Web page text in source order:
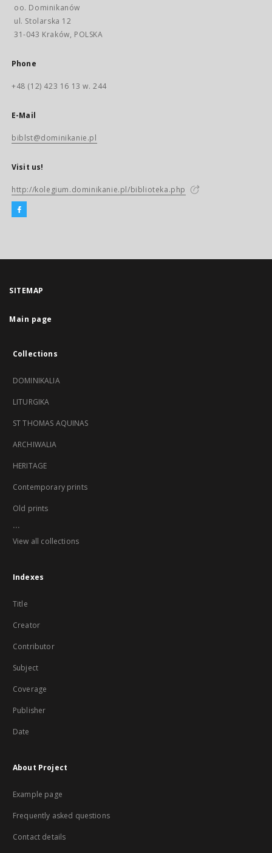
oo. Dominikanów
ul. Stolarska 12
31-043 Kraków, POLSKA
Phone
+48 (12) 423 16 13 w. 244
E-Mail
biblst@dominikanie.pl
Visit us!
http://kolegium.dominikanie.pl/biblioteka.php
SITEMAP
Main page
Collections
DOMINIKALIA
LITURGIKA
ST THOMAS AQUINAS
ARCHIWALIA
HERITAGE
Contemporary prints
Old prints
...
View all collections
Indexes
Title
Creator
Contributor
Subject
Coverage
Publisher
Date
About Project
Example page
Frequently asked questions
Contact details